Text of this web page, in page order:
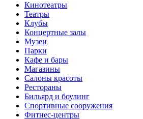
Кинотеатры
Театры
Клубы
Концертные залы
Музеи
Парки
Кафе и бары
Магазины
Салоны красоты
Рестораны
Бильярд и боулинг
Спортивные сооружения
Фитнес-центры